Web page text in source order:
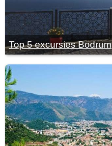
Top 5 excursies Bodrum